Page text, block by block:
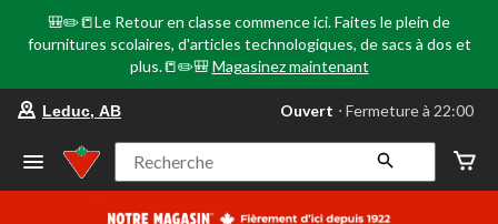
🎒✏️📒Le Retour en classe commence ici. Faites le plein de
fournitures scolaires, d'articles technologiques, de sacs à dos et
plus.📒✏️🎒 Magasinez maintenant
votre
préféré
Leduc,
AB,
courament
Leduc, AB Ouvert ⋅ Fermeture à 22:00
Recherche